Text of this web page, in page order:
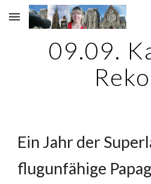
Skip to main content
09.09.
Ein Jahr der
flugunfähige